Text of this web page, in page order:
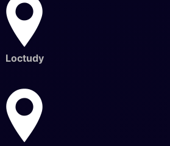
Loctudy